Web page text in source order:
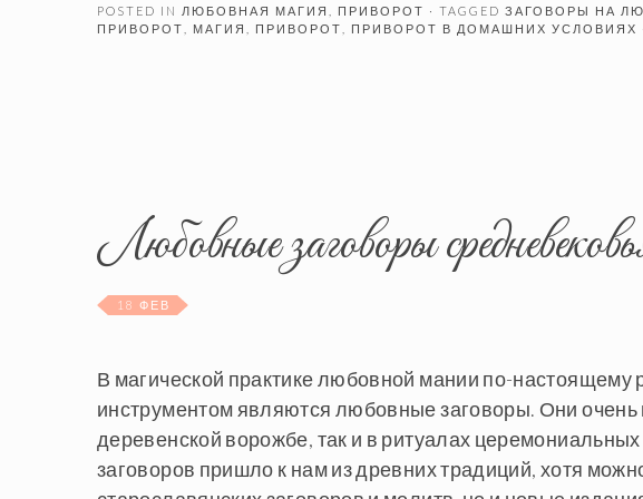
POSTED IN ЛЮБОВНАЯ МАГИЯ ПРИВОРОТ · TAGGED ЗАГОВОРЫ НА
ПРИВОРОТ
МАГИЯ ПРИВОРОТ ПРИВОРОТ В ДОМАШНИХ УСЛОВИЯХ
Любовные заговоры
18 ФЕВ
В магической практике любовной мании по-
инструментом являются любовные заговоры. Они очень
деревенской ворожбе, так и в ритуалах
заговоров пришло к нам из древних традиций, хотя